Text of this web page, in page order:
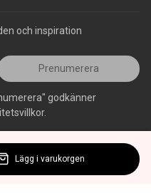
och inspiration
Prenumerera
godkänner
Lägg i varukorgen